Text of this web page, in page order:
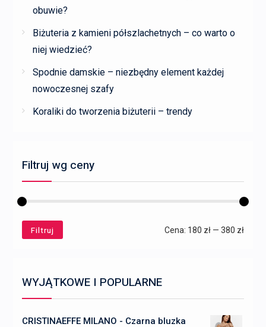
obuwie?
Biżuteria z kamieni półszlachetnych – co warto o
niej wiedzieć?
Spodnie damskie – niezbędny element każdej
nowoczesnej szafy
Koraliki do tworzenia biżuterii – trendy
Filtruj wg ceny
Cena
Cena
Filtruj Cena: 180 zł —380 zł
WYJĄTKOWE I POPULARNE
CRISTINAEFFE MILANO - Czarna bluzka